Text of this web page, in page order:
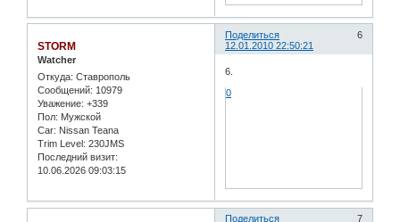
Поделиться
6
12.01.2010 22:50:21
STORM
Watcher
Откуда: Ставрополь
Сообщений: 10979
Уважение: +339
Пол: Мужской
Car: Nissan Teana
Trim Level: 230JMS
Последний визит:
10.06.2026 09:03:15
6.
0
Поделиться
7